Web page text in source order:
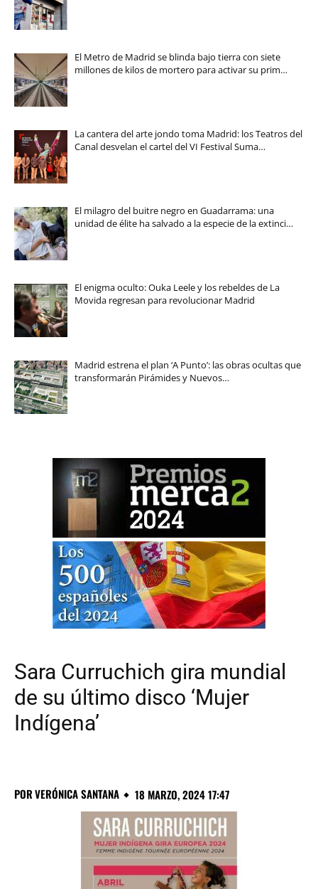
El Metro de Madrid se blinda bajo tierra con siete
millones de kilos de mortero para activar su prim…
La cantera del arte jondo toma Madrid: los Teatros del
Canal desvelan el cartel del VI Festival Suma…
El milagro del buitre negro en Guadarrama: una
unidad de élite ha salvado a la especie de la extinci…
El enigma oculto: Ouka Leele y los rebeldes de La
Movida regresan para revolucionar Madrid
Madrid estrena el plan ‘A Punto’: las obras ocultas que
transformarán Pirámides y Nuevos…
Sara Curruchich gira mundial
de su último disco ‘Mujer
Indígena’
PORVERÓNICA SANTANA 18 MARZO, 2024 17:47